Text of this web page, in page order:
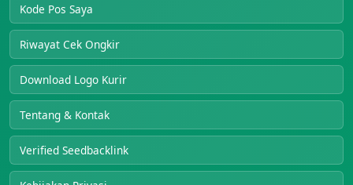
Kode Pos Saya
Riwayat Cek Ongkir
Download Logo Kurir
Tentang & Kontak
Verified Seedbacklink